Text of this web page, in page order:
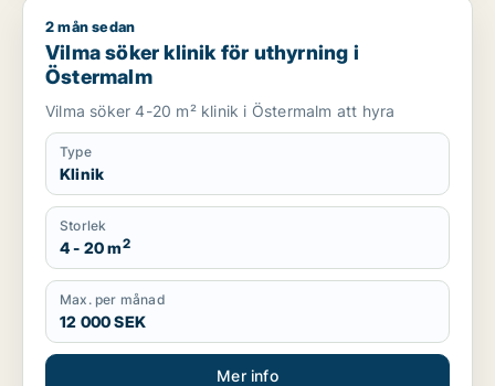
Vilma söker klinik för uthyrning i Östermalm
2 mån sedan
Vilma söker klinik för uthyrning i
Östermalm
Vilma söker 4-20 m² klinik i Östermalm att hyra
Type
Klinik
Storlek
4 - 20 m2
Max. per månad
12 000 SEK
Mer info